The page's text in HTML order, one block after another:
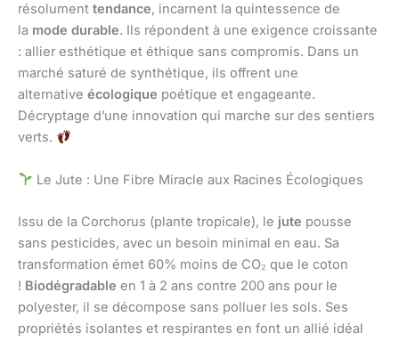
résolument tendance, incarnent la quintessence de
la mode durable. Ils répondent à une exigence croissante
: allier esthétique et éthique sans compromis. Dans un
marché saturé de synthétique, ils offrent une
alternative écologique poétique et engageante.
Décryptage d’une innovation qui marche sur des sentiers
verts.
Le Jute : Une Fibre Miracle aux Racines Écologiques
Issu de la Corchorus (plante tropicale), le jute pousse
sans pesticides, avec un besoin minimal en eau. Sa
transformation émet 60% moins de CO₂ que le coton
! Biodégradable en 1 à 2 ans contre 200 ans pour le
polyester, il se décompose sans polluer les sols. Ses
propriétés isolantes et respirantes en font un allié idéal